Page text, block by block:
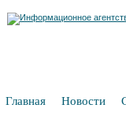
Главная Новости